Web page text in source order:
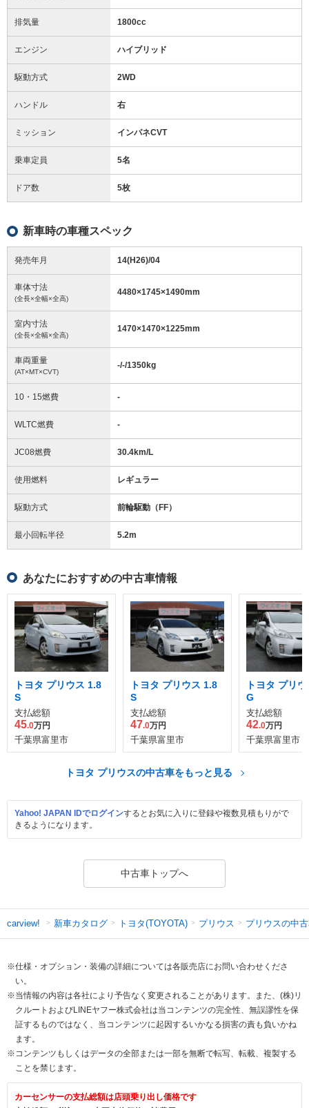
排気量 1800cc
エンジン ハイブリッド
駆動方式 2WD
ハンドル 右
ミッション インパネCVT
乗車定員 5名
ドア数 5枚
新車時の車種スペック
発売年月 14(H26)/04
車体寸法
(全長×全幅×全高)
4480×1745×1490mm
室内寸法
(全長×全幅×全高)
1470×1470×1225mm
車両重量
(AT×MT×CVT)
-/-/1350kg
10・15燃費 -
WLTC燃費 -
JC08燃費 30.4km/L
使用燃料 レギュラー
駆動方式 前輪駆動（FF）
最小回転半径 5.2m
あなたにおすすめの中古車情報
トヨタ プリウス 1.8
S
支払総額
45.0万円
千葉県富里市
トヨタ プリウス 1.8
S
支払総額
47.0万円
千葉県富里市
トヨタ プリ
G
支払総額
42.0万円
千葉県富里市
トヨタ プリウスの中古車をもっと見る
Yahoo! JAPAN IDでログインするとお気に入りに登録や複数見積もりがで
きるようになります。
中古車トップへ
carview! 新車カタログ トヨタ(TOYOTA) プリウス プリウスの中
※仕様・オプション・装備の詳細については各販売店にお問い合わせくださ
い。
※当情報の内容は各社により予告なく変更されることがあります。また、(株)リ
クルートおよびLINEヤフー株式会社は当コンテンツの完全性、無誤謬性を保
証するものではなく、当コンテンツに起因するいかなる損害の責も負いかね
ます。
※コンテンツもしくはデータの全部または一部を無断で転写、転載、複製する
ことを禁じます。
カーセンサーの支払総額は店頭乗り出し価格です